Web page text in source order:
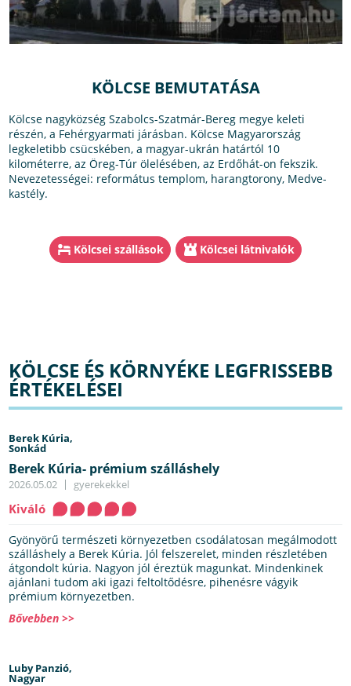
KÖLCSE BEMUTATÁSA
Kölcse nagyközség Szabolcs-Szatmár-Bereg megye keleti
részén, a Fehérgyarmati járásban. Kölcse Magyarország
legkeletibb csücskében, a magyar-ukrán határtól 10
kilométerre, az Öreg-Túr ölelésében, az Erdőhát-on fekszik.
Nevezetességei: református templom, harangtorony, Medve-
kastély.
Kölcsei szállások Kölcsei látnivalók
KÖLCSE ÉS KÖRNYÉKE LEGFRISSEBB
ÉRTÉKELÉSEI
Berek Kúria,
Sonkád
Berek Kúria- prémium szálláshely
2026.05.02 gyerekekkel
Kiváló
Gyönyörű természeti környezetben csodálatosan megálmodott
szálláshely a Berek Kúria. Jól felszerelet, minden részletében
átgondolt kúria. Nagyon jól éreztük magunkat. Mindenkinek
ajánlani tudom aki igazi feltoltődésre, pihenésre vágyik
prémium környezetben.
Bővebben >>
Luby Panzió,
Nagyar